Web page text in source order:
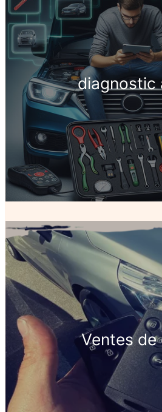
diagnostic
Ventes de